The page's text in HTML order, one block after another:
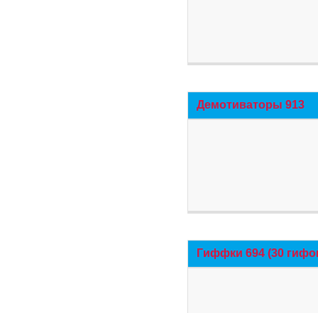
Демотиваторы 913
Гиффки 694 (30